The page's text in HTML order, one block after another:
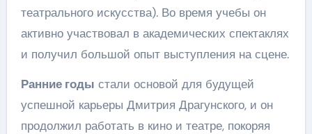
театрального искусства). Во время учебы он
активно участвовал в академических спектаклях
и получил большой опыт выступления на сцене.
Ранние годы стали основой для будущей
успешной карьеры Дмитрия Драгунского, и он
продолжил работать в кино и театре, покоряя